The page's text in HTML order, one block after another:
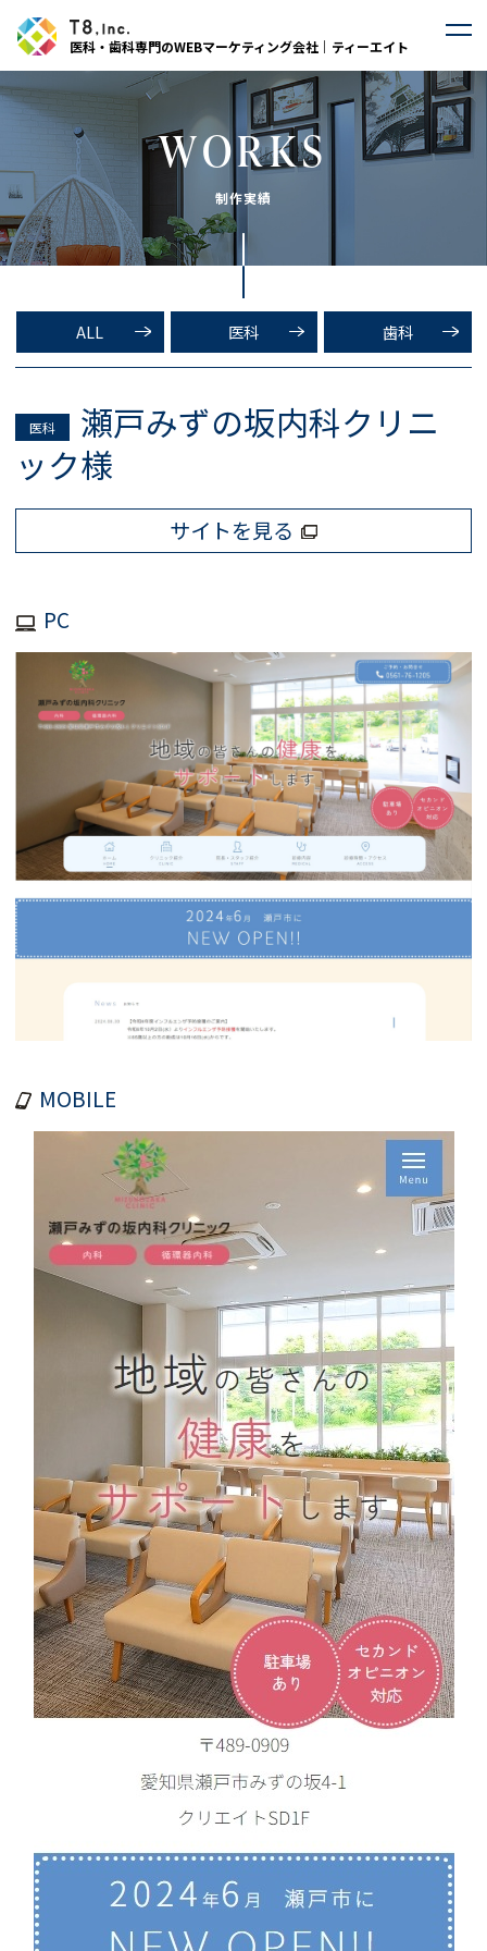
医科・歯科専門のWEBマーケティング会社｜ティーエイト
WORKS
制作実績
ALL 医科 歯科
医科
瀬戸みずの坂内科クリニ
ック様
サイトを見る
PC
MOBILE